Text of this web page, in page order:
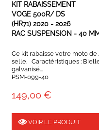
KIT RABAISSEMENT
VOGE 500R/ DS
(HR71) 2020 - 2026
RAC SUSPENSION - 40 MM
Ce kit rabaisse votre moto
selle. Caractéristiques :
galvanisé...
PSM-099-40
149,00 €
VOIR LE PRODUIT